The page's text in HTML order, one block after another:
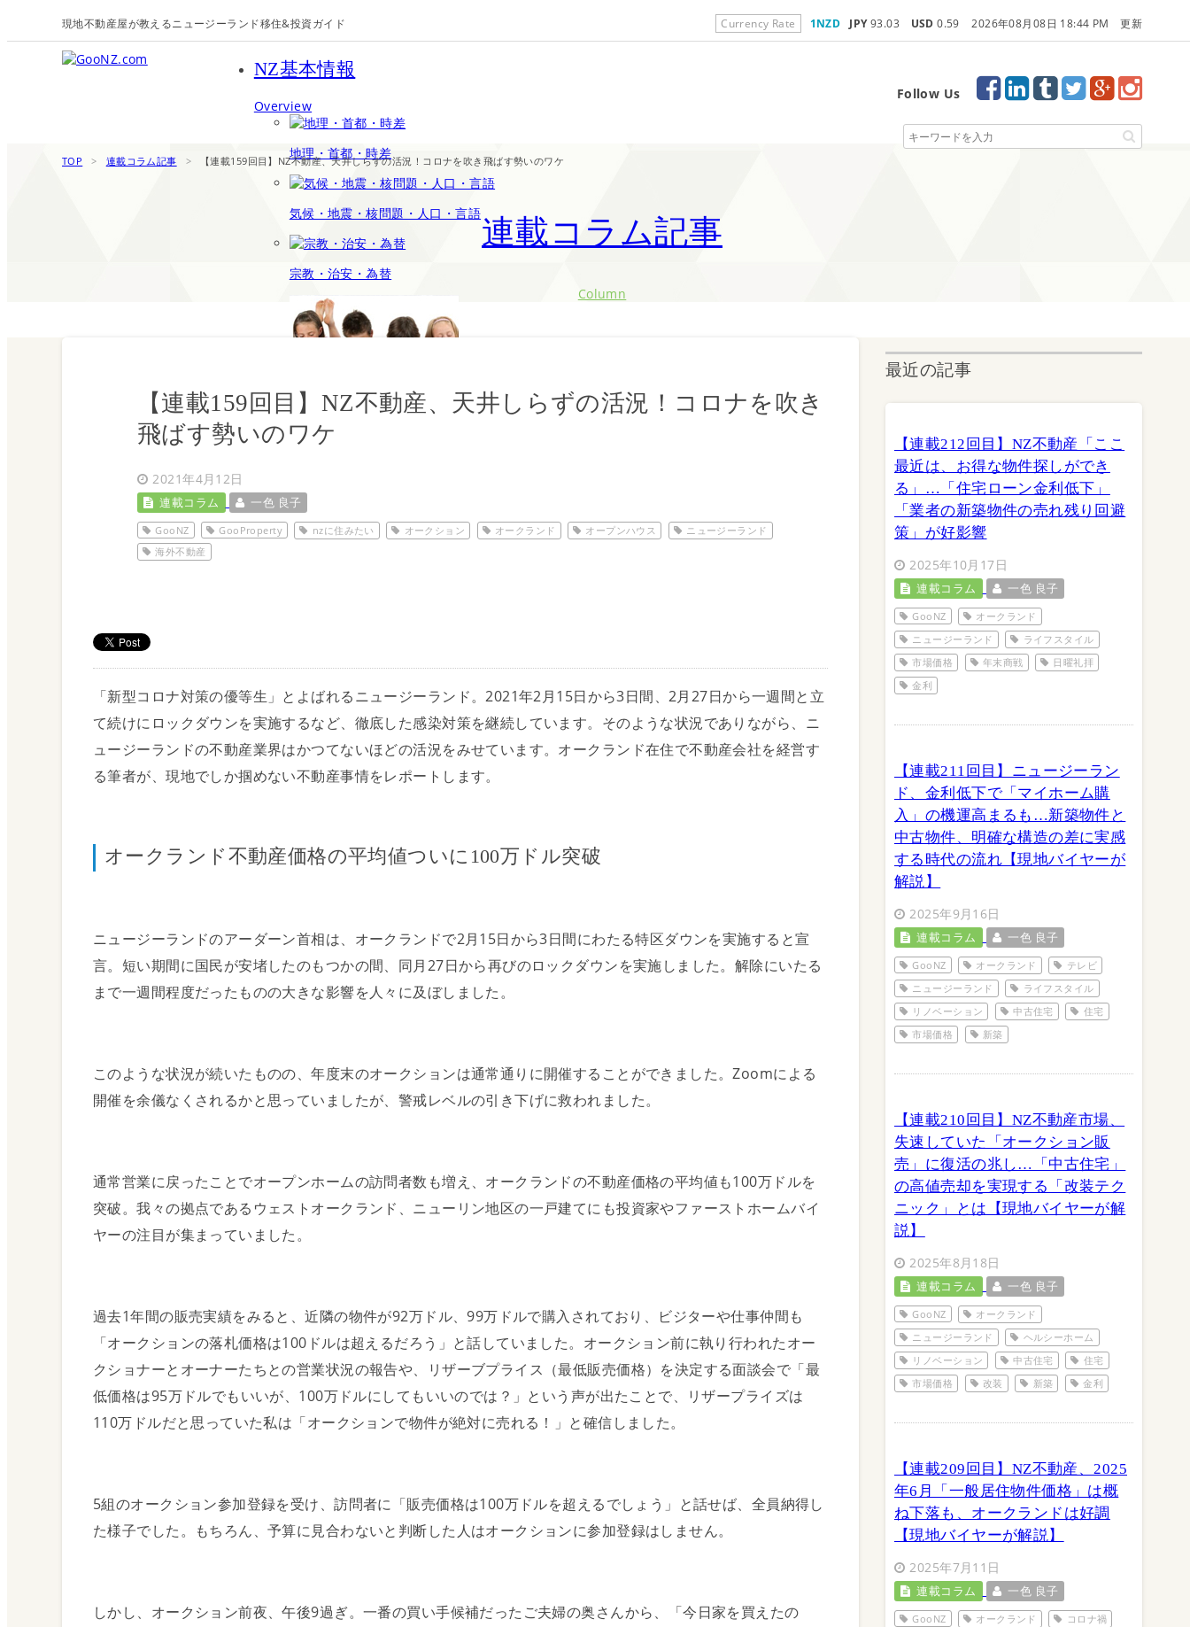
現地不動産屋が教えるニュージーランド移住&投資ガイド Currency Rate 1NZD JPY93.03 USD 0.59 2026年08月08日 18:44 PM 更新
NZ基本情報
Overview
地理・首都・時差
気候・地震・核問題・人口・言語
宗教・治安・為替
教育について
Immigration
投資家・起業家部門 - ビザ -
税金について
ニュージーランドにおける遺言書の話
Investment
不動産 投資方式
不動産投資の注意点
国債について
減価償却の仕組み
Follow Us
TOP > 連載コラム記事 > 【連載159回目】NZ不動産、天井しらずの活況！コロナを吹き飛ばす勢いのワケ
連載コラム記事
Column
【連載159回目】NZ不動産、天井しらずの活況！コロナを吹き
飛ばす勢いのワケ
2021年4月12日
連載コラム 一色 良子
GooNZ GooProperty nzに住みたい オークション オークランド オープンハウス
ニュージーランド
海外不動産
「新型コロナ対策の優等生」とよばれるニュージーランド。2021年2月15日から3日間、2月27日から一週間と立
て続けにロックダウンを実施するなど、徹底した感染対策を継続しています。そのような状況でありながら、ニ
ュージーランドの不動産業界はかつてないほどの活況をみせています。オークランド在住で不動産会社を経営す
る筆者が、現地でしか掴めない不動産事情をレポートします。
オークランド不動産価格の平均値ついに100万ドル突破
ニュージーランドのアーダーン首相は、オークランドで2月15日から3日間にわたる特区ダウンを実施すると宣
言。短い期間に国民が安堵したのもつかの間、同月27日から再びのロックダウンを実施しました。解除にいたる
まで一週間程度だったものの大きな影響を人々に及ぼしました。
このような状況が続いたものの、年度末のオークションは通常通りに開催することができました。Zoomによる
開催を余儀なくされるかと思っていましたが、警戒レベルの引き下げに救われました。
通常営業に戻ったことでオープンホームの訪問者数も増え、オークランドの不動産価格の平均値も100万ドルを
突破。我々の拠点であるウェストオークランド、ニューリン地区の一戸建てにも投資家やファーストホームバイ
ヤーの注目が集まっていました。
過去1年間の販売実績をみると、近隣の物件が92万ドル、99万ドルで購入されており、ビジターや仕事仲間も
「オークションの落札価格は100ドルは超えるだろう」と話していました。オークション前に執り行われたオー
クショナーとオーナーたちとの営業状況の報告や、リザーブプライス（最低販売価格）を決定する面談会で「最
低価格は95万ドルでもいいが、100万ドルにしてもいいのでは？」という声が出たことで、リザープライズは
110万ドルだと思っていた私は「オークションで物件が絶対に売れる！」と確信しました。
5組のオークション参加登録を受け、訪問者に「販売価格は100万ドルを超えるでしょう」と話せば、全員納得し
た様子でした。もちろん、予算に見合わないと判断した人はオークションに参加登録はしません。
しかし、オークション前夜、午後9過ぎ。一番の買い手候補だったご夫婦の奥さんから、「今日家を買えたの
最近の記事
【連載212回目】NZ不動産「ここ
最近は、お得な物件探しができ
る」…「住宅ローン金利低下」
「業者の新築物件の売れ残り回避
策」が好影響
2025年10月17日
連載コラム 一色 良子
GooNZ
オークランド
ニュージーランド
ライフスタイル
市場価格
年末商戦
日曜礼拝
金利
【連載211回目】ニュージーラン
ド、金利低下で「マイホーム購
入」の機運高まるも…新築物件と
中古物件、明確な構造の差に実感
する時代の流れ【現地バイヤーが
解説】
2025年9月16日
連載コラム 一色 良子
GooNZ オークランド
テレビ
ニュージーランド
ライフスタイル
リノベーション
中古住宅
住宅
市場価格
新築
【連載210回目】NZ不動産市場、
失速していた「オークション販
売」に復活の兆し…「中古住宅」
の高値売却を実現する「改装テク
ニック」とは【現地バイヤーが解
説】
2025年8月18日
連載コラム 一色 良子
GooNZ
オークランド
ニュージーランド
ヘルシーホーム
リノベーション
中古住宅
住宅
市場価格
改装 新築 金利
【連載209回目】NZ不動産、2025
年6月「一般居住物件価格」は概
ね下落も、オークランドは好調
【現地バイヤーが解説】
2025年7月11日
連載コラム 一色 良子
GooNZ オークランド
コロナ禍